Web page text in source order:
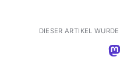
DIESER ARTIKEL